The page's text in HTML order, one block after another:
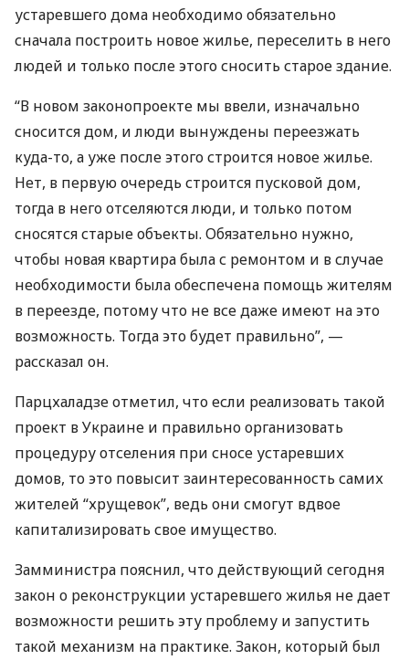
устаревшего дома необходимо обязательно
сначала построить новое жилье, переселить в него
людей и только после этого сносить старое здание.
“В новом законопроекте мы ввели, изначально
сносится дом, и люди вынуждены переезжать
куда-то, а уже после этого строится новое жилье.
Нет, в первую очередь строится пусковой дом,
тогда в него отселяются люди, и только потом
сносятся старые объекты. Обязательно нужно,
чтобы новая квартира была с ремонтом и в случае
необходимости была обеспечена помощь жителям
в переезде, потому что не все даже имеют на это
возможность. Тогда это будет правильно”, —
рассказал он.
Парцхаладзе отметил, что если реализовать такой
проект в Украине и правильно организовать
процедуру отселения при сносе устаревших
домов, то это повысит заинтересованность самих
жителей “хрущевок”, ведь они смогут вдвое
капитализировать свое имущество.
Замминистра пояснил, что действующий сегодня
закон о реконструкции устаревшего жилья не дает
возможности решить эту проблему и запустить
такой механизм на практике. Закон, который был